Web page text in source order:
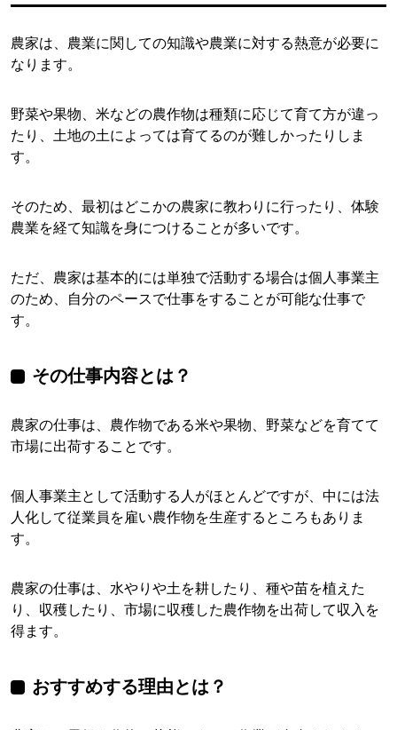
農家は、農業に関しての知識や農業に対する熱意が必要に
なります。
野菜や果物、米などの農作物は種類に応じて育て方が違っ
たり、土地の土によっては育てるのが難しかったりしま
す。
そのため、最初はどこかの農家に教わりに行ったり、体験
農業を経て知識を身につけることが多いです。
ただ、農家は基本的には単独で活動する場合は個人事業主
のため、自分のペースで仕事をすることが可能な仕事で
す。
その仕事内容とは？
農家の仕事は、農作物である米や果物、野菜などを育てて
市場に出荷することです。
個人事業主として活動する人がほとんどですが、中には法
人化して従業員を雇い農作物を生産するところもありま
す。
農家の仕事は、水やりや土を耕したり、種や苗を植えた
り、収穫したり、市場に収穫した農作物を出荷して収入を
得ます。
おすすめする理由とは？